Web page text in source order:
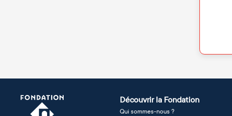
Découvrir la Fondation
Qui sommes-nous ?